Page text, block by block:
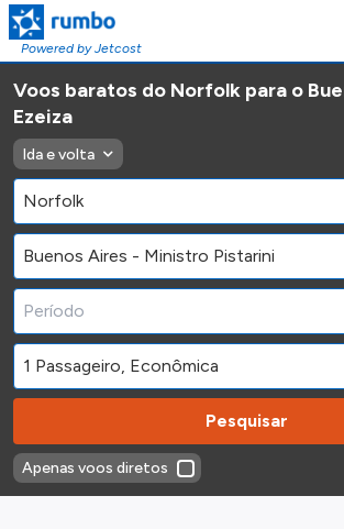
Powered by Jetcost
Voos baratos do Norfolk para o
Ezeiza
Ida e volta
Pesquisar
Apenas voos diretos